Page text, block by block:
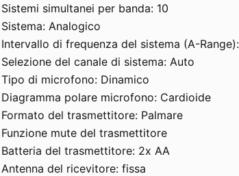
Sistemi simultanei per banda: 10
Sistema: Analogico
Intervallo di frequenza del sistema (A-
Selezione del canale di sistema: Auto
Tipo di microfono: Dinamico
Diagramma polare microfono: Cardioide
Formato del trasmettitore: Palmare
Funzione mute del trasmettitore
Batteria del trasmettitore: 2x AA
Antenna del ricevitore: fissa